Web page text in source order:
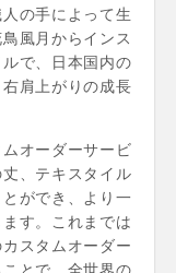
の手によって生
風月からインス
で、日本国内の
肩上がりの成長
オーダーサービ
、テキスタイル
ができ、より一
す。これまでは
スタムオーダー
とで、全世界の